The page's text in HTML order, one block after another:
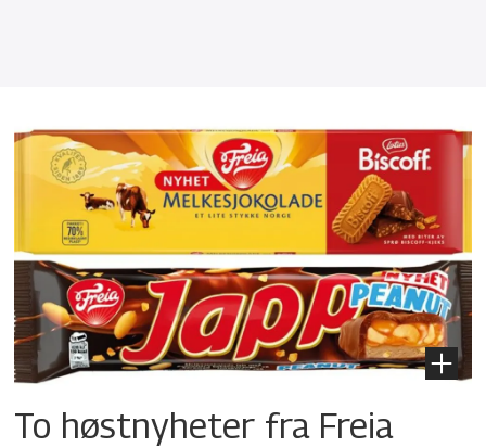
To høstnyheter fra Freia